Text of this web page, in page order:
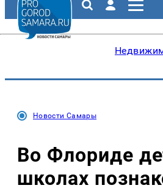
Новости Самары
Во Флориде
школах